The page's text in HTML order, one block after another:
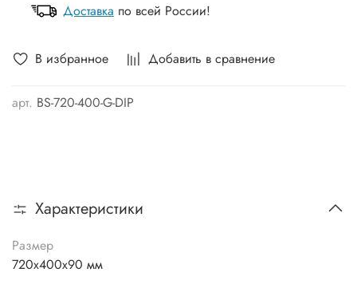
В избранное Добавить в сравнение
арт. BS-720-400-G-DIP
Доставка по всей России!
Характеристики
Размер
720х400х90 мм